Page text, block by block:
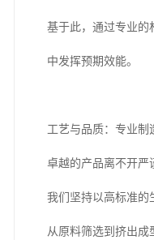
基于此，通过专业的
中发挥预期效能。
工艺与品质：专业制
卓越的产品离不开严
我们坚持以高标准的
从原料筛选到挤出成